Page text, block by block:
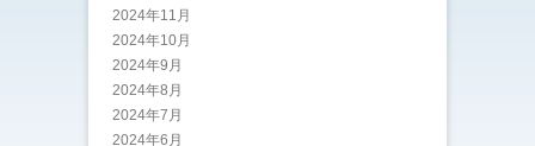
2024年11月
2024年10月
2024年9月
2024年8月
2024年7月
2024年6月